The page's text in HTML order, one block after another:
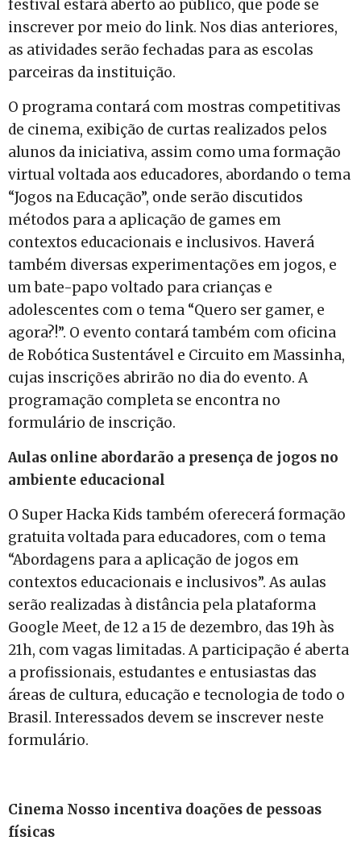
festival estará aberto ao público, que pode se
inscrever por meio do link. Nos dias anteriores,
as atividades serão fechadas para as escolas
parceiras da instituição.
O programa contará com mostras competitivas
de cinema, exibição de curtas realizados pelos
alunos da iniciativa, assim como uma formação
virtual voltada aos educadores, abordando o tema
“Jogos na Educação”, onde serão discutidos
métodos para a aplicação de games em
contextos educacionais e inclusivos. Haverá
também diversas experimentações em jogos, e
um bate-papo voltado para crianças e
adolescentes com o tema “Quero ser gamer, e
agora?!”. O evento contará também com oficina
de Robótica Sustentável e Circuito em Massinha,
cujas inscrições abrirão no dia do evento. A
programação completa se encontra no
formulário de inscrição.
Aulas online abordarão a presença de jogos no
ambiente educacional
O Super Hacka Kids também oferecerá formação
gratuita voltada para educadores, com o tema
“Abordagens para a aplicação de jogos em
contextos educacionais e inclusivos”. As aulas
serão realizadas à distância pela plataforma
Google Meet, de 12 a 15 de dezembro, das 19h às
21h, com vagas limitadas. A participação é aberta
a profissionais, estudantes e entusiastas das
áreas de cultura, educação e tecnologia de todo o
Brasil. Interessados devem se inscrever neste
formulário.
Cinema Nosso incentiva doações de pessoas
físicas